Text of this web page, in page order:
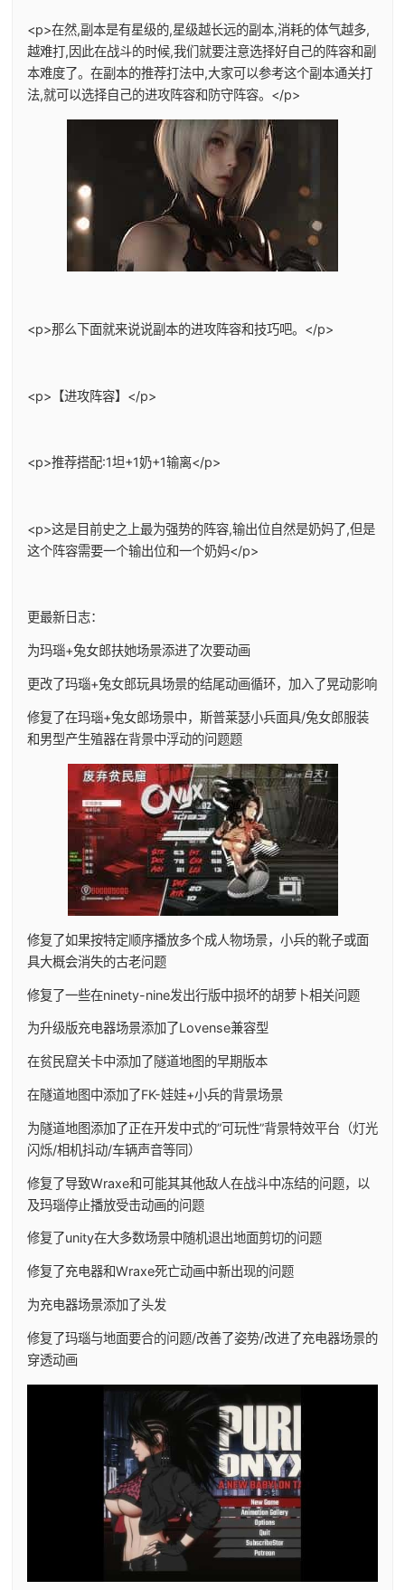
<p>在然,副本是有星级的,星级越长远的副本,消耗的体气越多,
越难打,因此在战斗的时候,我们就要注意选择好自己的阵容和副
本难度了。在副本的推荐打法中,大家可以参考这个副本通关打
法,就可以选择自己的进攻阵容和防守阵容。</p>
<p>那么下面就来说说副本的进攻阵容和技巧吧。</p>
<p>【进攻阵容】</p>
<p>推荐搭配:1坦+1奶+1输离</p>
<p>这是目前史之上最为强势的阵容,输出位自然是奶妈了,但是
这个阵容需要一个输出位和一个奶妈</p>
更最新日志：
为玛瑙+兔女郎扶她场景添进了次要动画
更改了玛瑙+兔女郎玩具场景的结尾动画循环，加入了晃动影响
修复了在玛瑙+兔女郎场景中，斯普莱瑟小兵面具/兔女郎服装
和男型产生殖器在背景中浮动的问题题
修复了如果按特定顺序播放多个成人物场景，小兵的靴子或面
具大概会消失的古老问题
修复了一些在ninety-nine发出行版中损坏的胡萝卜相关问题
为升级版充电器场景添加了Lovense兼容型
在贫民窟关卡中添加了隧道地图的早期版本
在隧道地图中添加了FK-娃娃+小兵的背景场景
为隧道地图添加了正在开发中式的”可玩性”背景特效平台（灯光
闪烁/相机抖动/车辆声音等同）
修复了导致Wraxe和可能其其他敌人在战斗中冻结的问题，以
及玛瑙停止播放受击动画的问题
修复了unity在大多数场景中随机退出地面剪切的问题
修复了充电器和Wraxe死亡动画中新出现的问题
为充电器场景添加了头发
修复了玛瑙与地面要合的问题/改善了姿势/改进了充电器场景的
穿透动画